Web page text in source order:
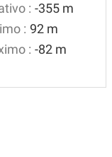
: -355 m
: 92 m
: -82 m